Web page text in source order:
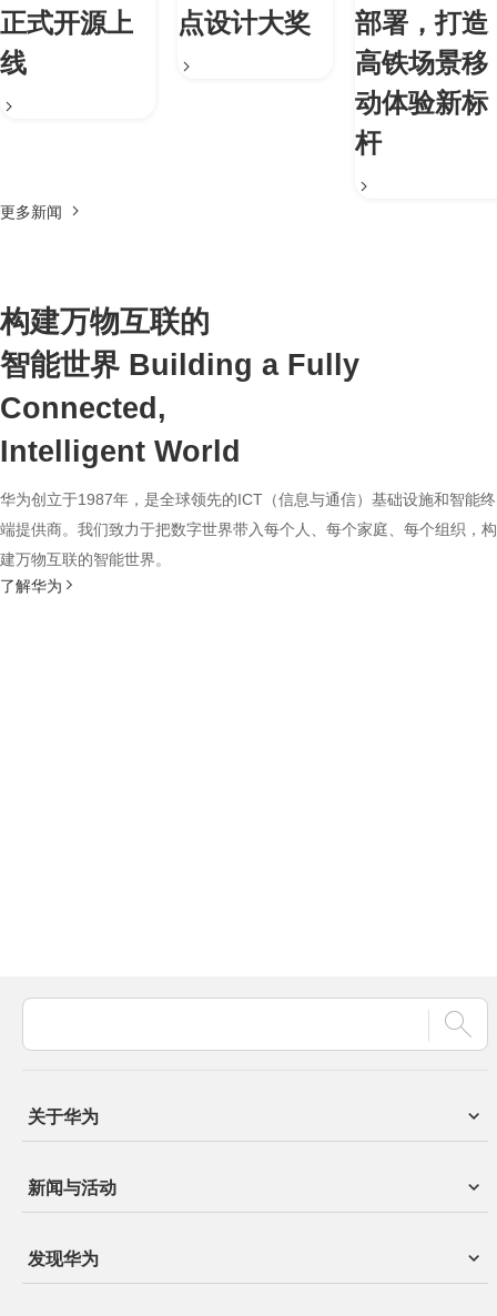
正式开源上
线
点设计大奖
部署，打造
高铁场景移
动体验新标
杆
更多新闻
构建万物互联的
智能世界 Building a Fully
Connected,
Intelligent World
华为创立于1987年，是全球领先的ICT（信息与通信）基础设施和智能终
端提供商。我们致力于把数字世界带入每个人、每个家庭、每个组织，构
建万物互联的智能世界。
了解华为
关于华为
新闻与活动
发现华为